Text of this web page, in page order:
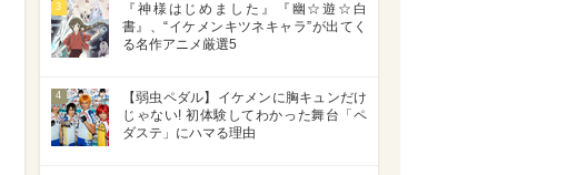
3
『神様はじめました』『幽☆遊☆白
書』、“イケメンキツネキャラ”が出てく
る名作アニメ厳選5
4
【弱虫ペダル】イケメンに胸キュンだけ
じゃない! 初体験してわかった舞台「ペ
ダステ」にハマる理由